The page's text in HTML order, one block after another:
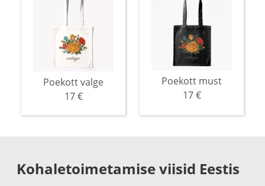
Poekott valge
17 €
Poekott must
17 €
Kohaletoimetamise viisid Eestis